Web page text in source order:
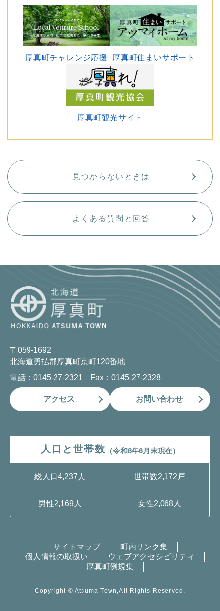
厚真町チャレンジ応援 厚真町住まいサポート
厚真町観光サイト
見つからないときは
よくある質問と回答
〒059-1692
北海道勇払郡厚真町京町120番地
電話：0145-27-2321 Fax：0145-27-2328
アクセス お問い合わせ
人口と世帯数 （令和8年6月末現在）
総人口4,237人 世帯数2,172戸
男性2,169人 女性2,068人
サイトマップ
町内リンク集
個人情報の取扱い
ウェブアクセシビリティ
厚真町例規集
Copyright © Atsuma Town,All Rights Reserved.